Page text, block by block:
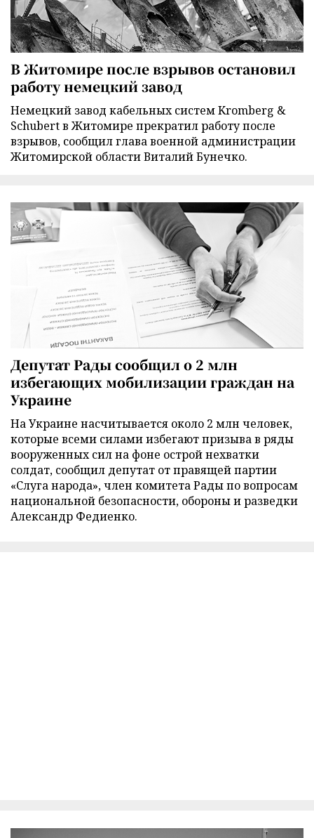
В Житомире после взрывов остановил
работу немецкий завод
Немецкий завод кабельных систем Kromberg &
Schubert в Житомире прекратил работу после
взрывов, сообщил глава военной администрации
Житомирской области Виталий Бунечко.
Депутат Рады сообщил о 2 млн
избегающих мобилизации граждан на
Украине
На Украине насчитывается около 2 млн человек,
которые всеми силами избегают призыва в ряды
вооруженных сил на фоне острой нехватки
солдат, сообщил депутат от правящей партии
«Слуга народа», член комитета Рады по вопросам
национальной безопасности, обороны и разведки
Александр Федиенко.